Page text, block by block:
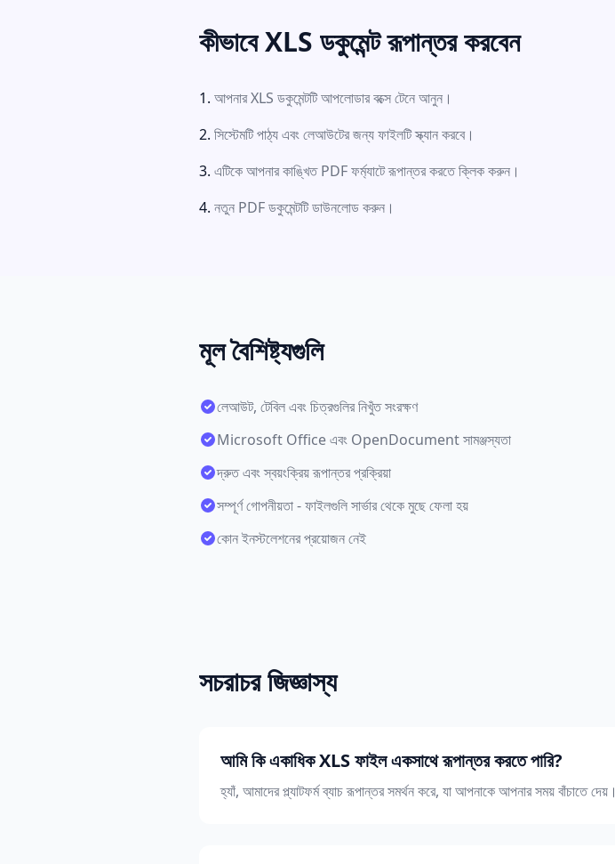
কীভাবে XLS ডকুমেন্ট রূপান্তর করবেন
আপনার XLS ডকুমেন্টটি আপলোডার বক্সে টেনে আনুন।
সিস্টেমটি পাঠ্য এবং লেআউটের জন্য ফাইলটি স্ক্যান করবে।
এটিকে আপনার কাঙ্খিত PDF ফর্ম্যাটে রূপান্তর করতে ক্লিক করুন।
নতুন PDF ডকুমেন্টটি ডাউনলোড করুন।
মূল বৈশিষ্ট্যগুলি
লেআউট, টেবিল এবং চিত্রগুলির নিখুঁত সংরক্ষণ
Microsoft Office এবং OpenDocument সামঞ্জস্যতা
দ্রুত এবং স্বয়ংক্রিয় রূপান্তর প্রক্রিয়া
সম্পূর্ণ গোপনীয়তা - ফাইলগুলি সার্ভার থেকে মুছে ফেলা হয়
কোন ইনস্টলেশনের প্রয়োজন নেই
সচরাচর জিজ্ঞাস্য
আমি কি একাধিক XLS ফাইল একসাথে রূপান্তর করতে পারি?
হ্যাঁ, আমাদের প্ল্যাটফর্ম ব্যাচ রূপান্তর সমর্থন করে, যা আপনাকে আপনার সময় বাঁচাতে দেয়।